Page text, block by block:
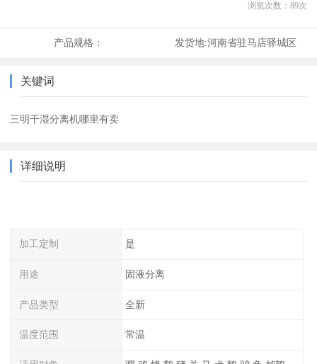
浏览次数： 89次
产品规格： 发货地:河南省驻马店驿城区
关键词
三明干湿分离机哪里有卖
详细说明
加工定制 是
用途 固液分离
产品类型 全新
温度范围 常温